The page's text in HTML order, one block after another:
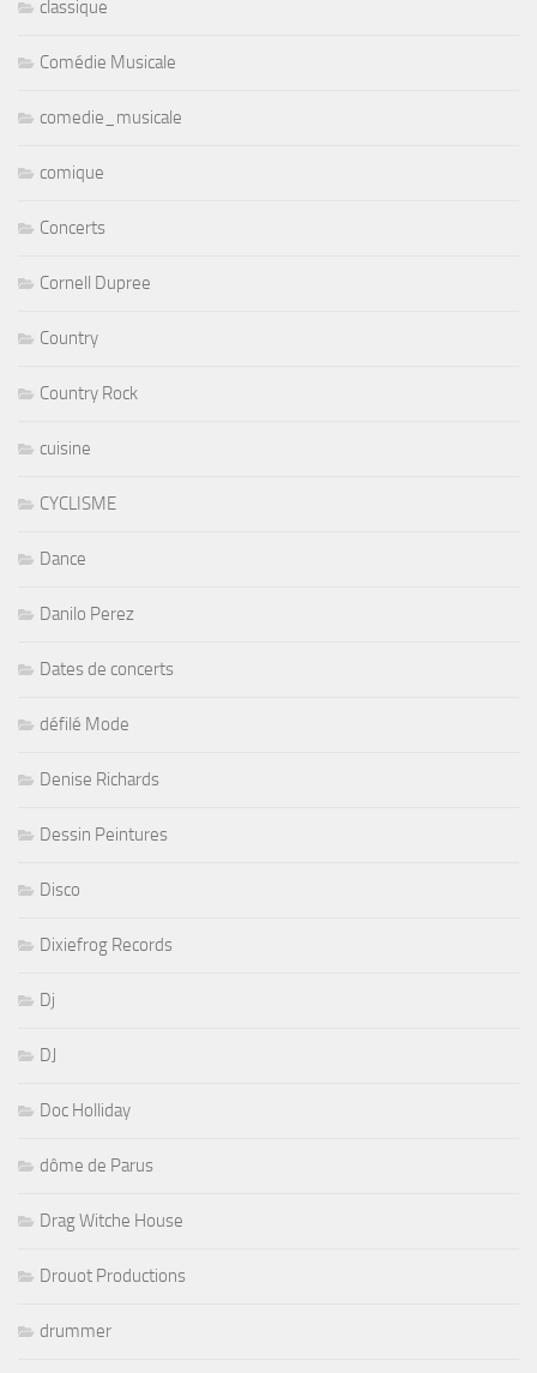
classique
Comédie Musicale
comedie_musicale
comique
Concerts
Cornell Dupree
Country
Country Rock
cuisine
CYCLISME
Dance
Danilo Perez
Dates de concerts
défilé Mode
Denise Richards
Dessin Peintures
Disco
Dixiefrog Records
Dj
DJ
Doc Holliday
dôme de Parus
Drag Witche House
Drouot Productions
drummer